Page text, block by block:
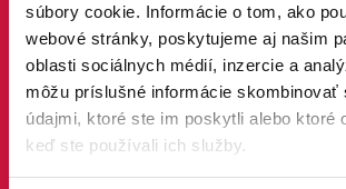
súbory cookie. Informácie o tom, ako
webové stránky, poskytujeme aj našim
oblasti sociálnych médií, inzercie a
môžu príslušné informácie skombinovať
údajmi, ktoré ste im poskytli alebo ktoré
keď ste používali ich služby.
Prispôsobte platobnú bránu
potrebám
Vaše BESTarostné podnikanie pre